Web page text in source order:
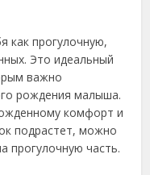
как прогулочную,
Это идеальный
важно
рождения малыша.
комфорт и
подрастет, можно
прогулочную часть.